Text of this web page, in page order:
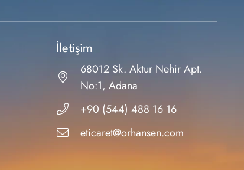
İletişim
68012 Sk. Aktur Nehir Apt.
No:1, Adana
+90 (544) 488 16 16
eticaret@orhansen.com